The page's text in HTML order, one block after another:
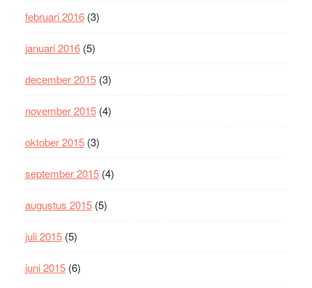
februari 2016(3)
januari 2016(5)
december 2015(3)
november 2015(4)
oktober 2015(3)
september 2015(4)
augustus 2015(5)
juli 2015(5)
juni 2015(6)